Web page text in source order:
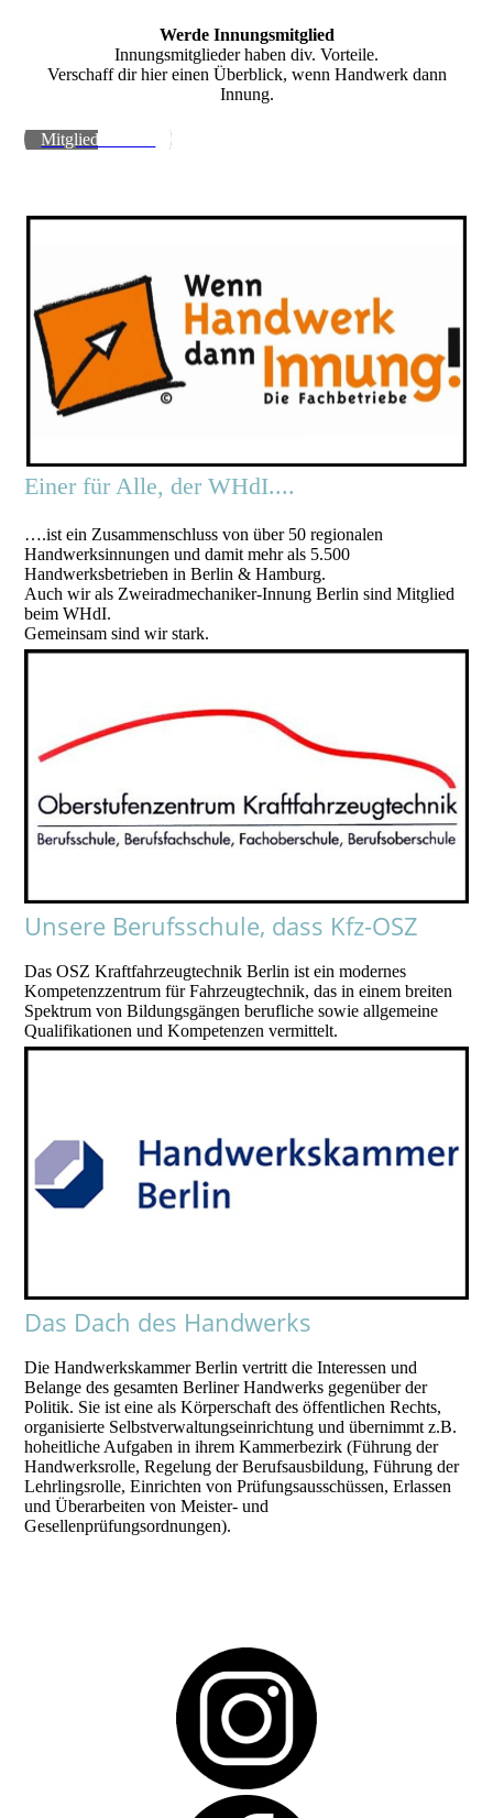
Werde Innungsmitglied
Innungsmitglieder haben div. Vorteile.
Verschaff dir hier einen Überblick, wenn Handwerk dann
Innung.
Mitglied werden
Einer für Alle, der WHdI....
….ist ein Zusammenschluss von über 50 regionalen
Handwerksinnungen und damit mehr als 5.500
Handwerksbetrieben in Berlin & Hamburg.
Auch wir als Zweiradmechaniker-Innung Berlin sind Mitglied
beim WHdI.
Gemeinsam sind wir stark.
Unsere Berufsschule, dass Kfz-OSZ
Das OSZ Kraftfahrzeugtechnik Berlin ist ein modernes
Kompetenzzentrum für Fahrzeugtechnik, das in einem breiten
Spektrum von Bildungsgängen berufliche sowie allgemeine
Qualifikationen und Kompetenzen vermittelt.
Das Dach des Handwerks
Die Handwerkskammer Berlin vertritt die Interessen und
Belange des gesamten Berliner Handwerks gegenüber der
Politik. Sie ist eine als Körperschaft des öffentlichen Rechts,
organisierte Selbstverwaltungseinrichtung und übernimmt z.B.
hoheitliche Aufgaben in ihrem Kammerbezirk (Führung der
Handwerksrolle, Regelung der Berufsausbildung, Führung der
Lehrlingsrolle, Einrichten von Prüfungsausschüssen, Erlassen
und Überarbeiten von Meister- und
Gesellenprüfungsordnungen).